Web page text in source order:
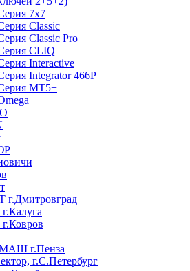
7х7
Classic
Classic Pro
CLIQ
Interactive
Integrator 466P
MT5+
г.Дмитровград
г.Пенза
г.С.Петербург